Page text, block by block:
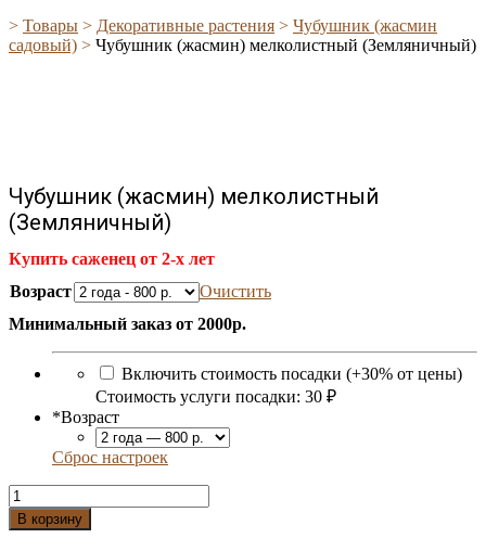
> Товары > Декоративные растения > Чубушник (жасмин
садовый) > Чубушник (жасмин) мелколистный (Земляничный)
Чубушник (жасмин) мелколистный
(Земляничный)
Купить саженец от 2-х лет
Возраст
Очистить
Минимальный заказ от 2000р.
Включить стоимость посадки (+30% от цены)
Стоимость услуги посадки: 30 ₽
*Возраст
Сброс настроек
Количество
Чубушник
(жасмин)
В корзину